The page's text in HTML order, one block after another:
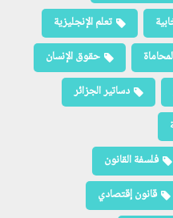
تعلم الإنجليزية
حقوق الإنسان
دساتير الجزائر
فلسفة القانون
قانون إقتصادي